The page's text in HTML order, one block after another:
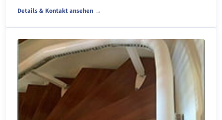
Details & Kontakt ansehen →